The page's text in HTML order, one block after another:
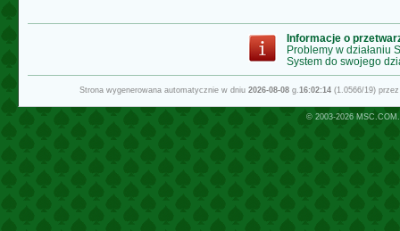
Informacje o
Problemy w działaniu
System do swojego
Strona wygenerowana automatycznie w dniu 2026-08-08g.16:02:14(1.0566/19)
© 2003-2026